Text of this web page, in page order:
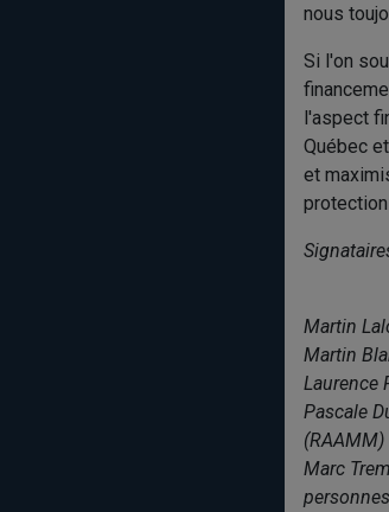
nous
Si l'on
l'aspect
Québec
et
Martin
Martin
Laurence
Pascale
(RAAMM)
Marc